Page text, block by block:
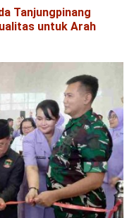
Tanjungpinang
untuk Arah